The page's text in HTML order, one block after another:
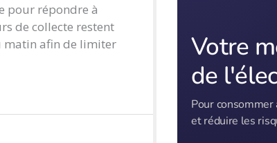
pour répondre à
de collecte restent
matin afin de limiter